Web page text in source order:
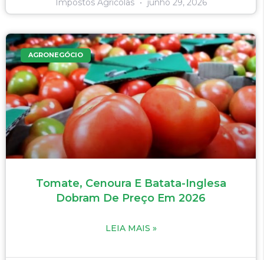
Impostos Agricolas junho 29, 2026
AGRONEGÓCIO
Tomate, Cenoura E Batata-Inglesa
Dobram De Preço Em 2026
LEIA MAIS »